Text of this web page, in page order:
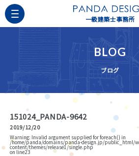
一級建築士事務所
BLOG
ブログ
151024_PANDA-9642
2019/12/20
Warning: Invalid argument supplied for foreach() in
/home/panda/domains/panda-design.jp/public_html/
content/themes/release1/single.php
on line23